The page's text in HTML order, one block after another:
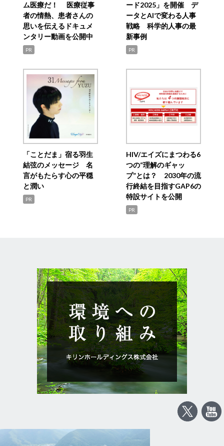
ム医療だ！ 医療従事
者の情熱、患者さんの
思いを伝えるドキュメ
ンタリー動画を公開中
PR
ード2025」を開催 デ
ータとAIで変わる人事
戦略 科学的人事の最
新事例
PR
「ことだま」宿る羽生
結弦のメッセージ 名
言がもたらす心の平穏
と潤い
PR
HIV/エイズにまつわる6
つの“理解のギャッ
プ”とは？ 2030年の流
行終結を目指すGAP6の
特設サイトを公開
PR